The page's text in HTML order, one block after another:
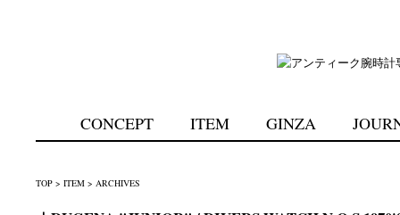
CONCEPT ITEM GINZA
TOP > ITEM > ARCHIVES